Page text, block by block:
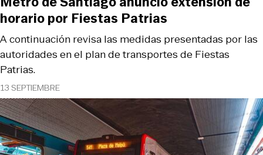
13 SEPTIEMBRE
A continuación revisa las medidas presentadas por las
autoridades en el plan de transportes de Fiestas
Patrias.
horario por Fiestas Patrias